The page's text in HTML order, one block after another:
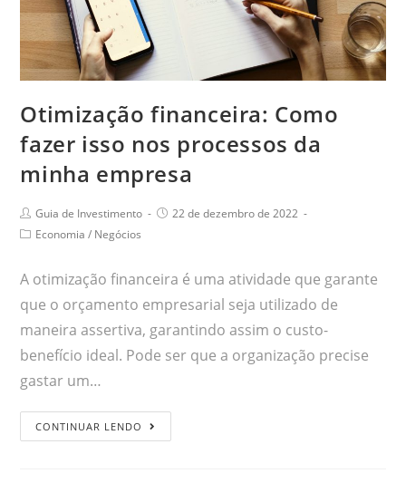
Otimização financeira: Como
fazer isso nos processos da
minha empresa
Guia de Investimento
22 de dezembro de 2022
Economia / Negócios
A otimização financeira é uma atividade que garante
que o orçamento empresarial seja utilizado de
maneira assertiva, garantindo assim o custo-
benefício ideal. Pode ser que a organização precise
gastar um…
CONTINUAR LENDO